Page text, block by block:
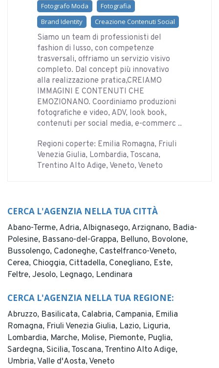
Fotografo Moda
Fotografia
Brand Identity
Creazione Contenuti Social
Siamo un team di professionisti del
fashion di lusso, con competenze
trasversali, offriamo un servizio visivo
completo. Dal concept più innovativo
alla realizzazione pratica,CREIAMO
IMMAGINI E CONTENUTI CHE
EMOZIONANO. Coordiniamo produzioni
fotografiche e video, ADV, look book,
contenuti per social media, e-commerc ..
Regioni coperte: Emilia Romagna, Friuli
Venezia Giulia, Lombardia, Toscana,
Trentino Alto Adige, Veneto, Veneto
CERCA L'AGENZIA NELLA TUA CITTÀ
Abano-Terme, Adria, Albignasego, Arzignano, Badia-
Polesine, Bassano-del-Grappa, Belluno, Bovolone,
Bussolengo, Cadoneghe, Castelfranco-Veneto,
Cerea, Chioggia, Cittadella, Conegliano, Este,
Feltre, Jesolo, Legnago, Lendinara
CERCA L'AGENZIA NELLA TUA REGIONE:
Abruzzo, Basilicata, Calabria, Campania, Emilia
Romagna, Friuli Venezia Giulia, Lazio, Liguria,
Lombardia, Marche, Molise, Piemonte, Puglia,
Sardegna, Sicilia, Toscana, Trentino Alto Adige,
Umbria, Valle d'Aosta, Veneto